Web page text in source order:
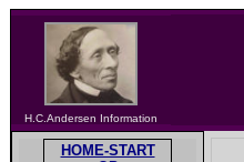
H.C.Andersen Information
HOME-START